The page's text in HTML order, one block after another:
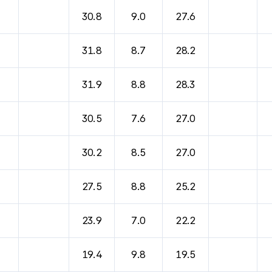
30.8 9.0 27.6
31.8 8.7 28.2
31.9 8.8 28.3
30.5 7.6 27.0
30.2 8.5 27.0
27.5 8.8 25.2
23.9 7.0 22.2
19.4 9.8 19.5